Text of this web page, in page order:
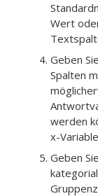
Wert
Geben
Spalten
werden
x-
Geben